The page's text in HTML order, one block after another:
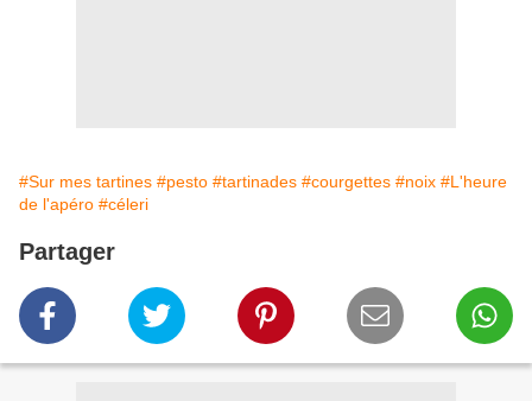
#Sur mes tartines #pesto #tartinades #courgettes #noix #L'heure
de l'apéro #céleri
Partager